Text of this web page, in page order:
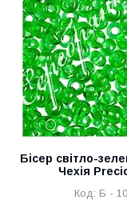
Бісер світло-
Чехія
Б - 10